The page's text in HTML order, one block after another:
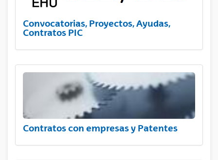
Convocatorias, Proyectos, Ayudas,
Contratos PIC
Contratos con empresas y Patentes